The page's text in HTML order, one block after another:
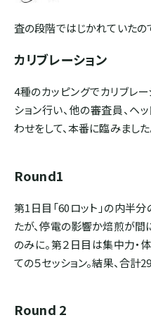
査の段階ではじかれていた
カリブレーション
4種のカッピングでカリブレ
ション行い、他の審査員、ヘ
わせをして、本番に臨みました
Round1
第1日目「60ロット」の内半
たが、停電の影響か焙煎が間
のみに。第２日目は集中力・
ての５セッション。結果、合計
Round 2
SOUTH AMERICA
ブラジル
コロンビア
ペルー
ボリビア